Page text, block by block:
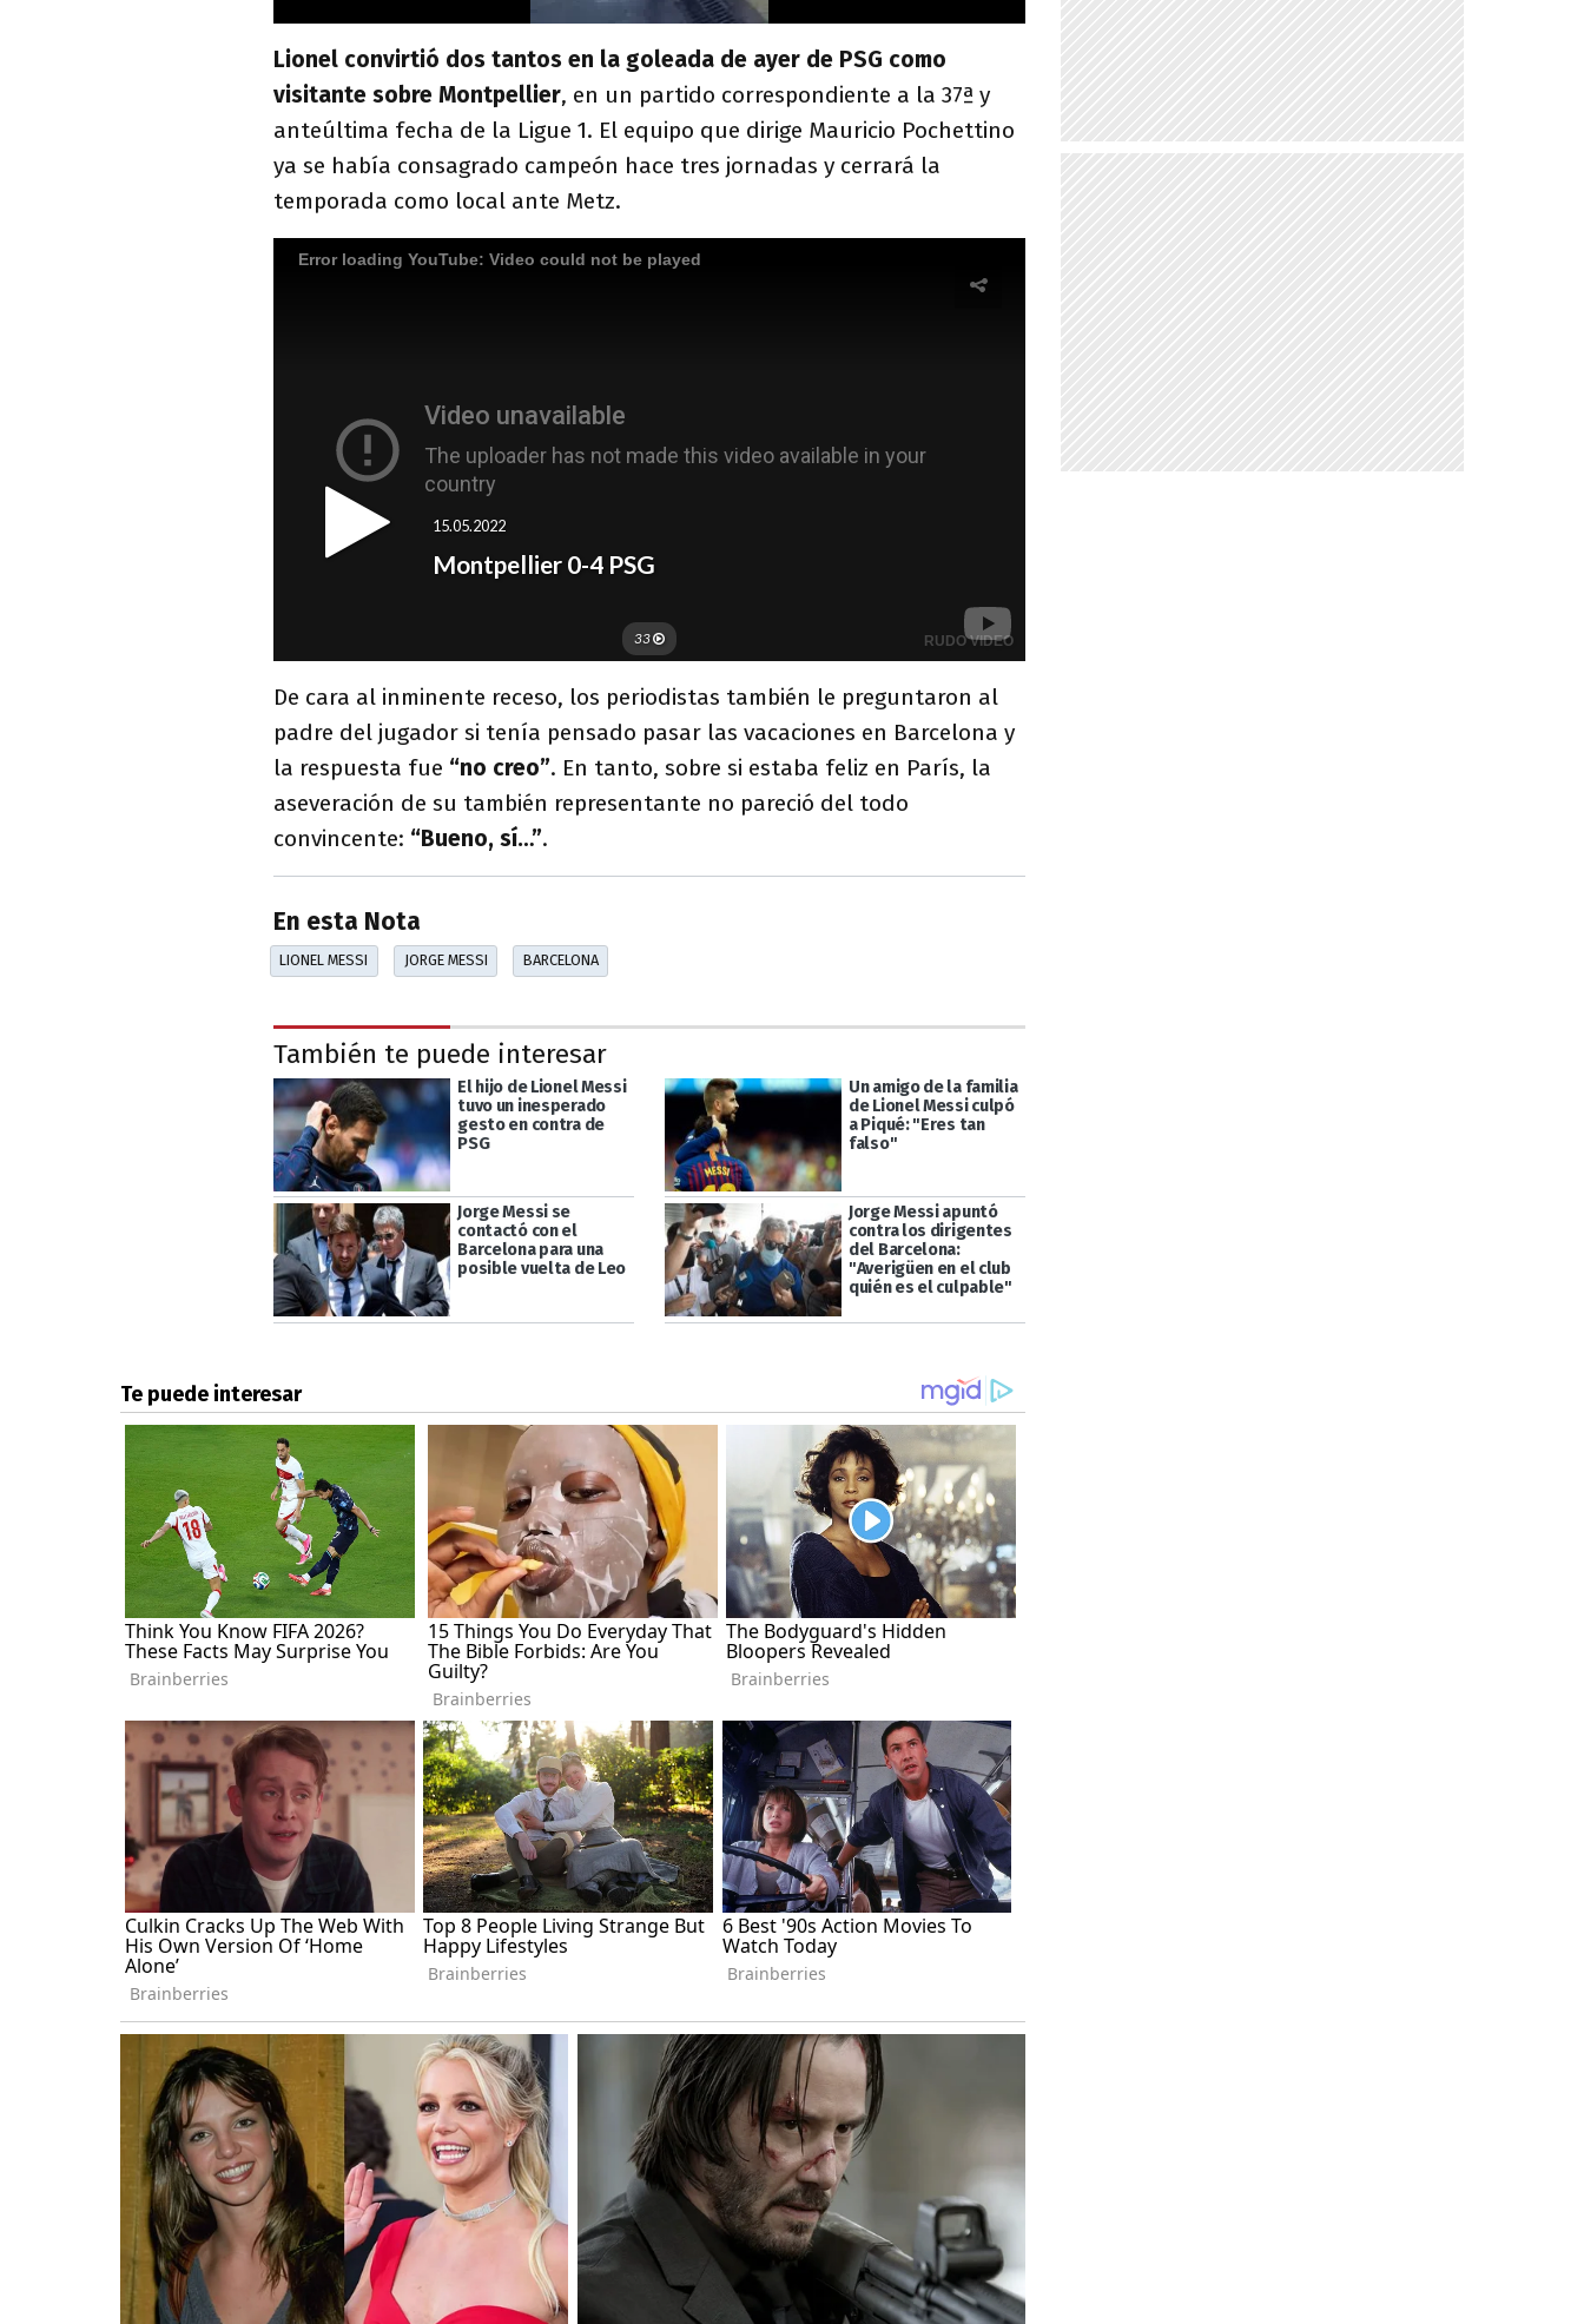
Lionel convirtió dos tantos en la goleada de ayer de PSG como
visitante sobre Montpellier, en un partido correspondiente a la 37ª y
anteúltima fecha de la Ligue 1. El equipo que dirige Mauricio Pochettino
ya se había consagrado campeón hace tres jornadas y cerrará la
temporada como local ante Metz.
De cara al inminente receso, los periodistas también le preguntaron al
padre del jugador si tenía pensado pasar las vacaciones en Barcelona y
la respuesta fue “no creo”. En tanto, sobre si estaba feliz en París, la
aseveración de su también representante no pareció del todo
convincente: “Bueno, sí…”.
En esta Nota
LIONEL MESSI JORGE MESSI BARCELONA
También te puede interesar
El hijo de Lionel Messi
tuvo un inesperado
gesto en contra de
PSG
Un amigo de la familia
de Lionel Messi culpó
a Piqué: "Eres tan
falso"
Jorge Messi se
contactó con el
Barcelona para una
posible vuelta de Leo
Jorge Messi apuntó
contra los dirigentes
del Barcelona:
"Averigüen en el club
quién es el culpable"